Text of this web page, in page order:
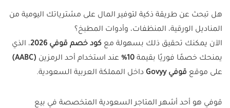
هل تبحث عن طريقة ذكية لتوفير المال على مشترياتك اليومية من
المناديل الورقية، المنظفات، وأدوات المطبخ؟
الآن يمكنك تحقيق ذلك بسهولة مع كود خصم قوفي 2026
، الذي
يمنحك خصمًا فوريًا بقيمة 10% عند استخدام أحد الرمزين (AABC)
على موقع قوفي Govyy داخل المملكة العربية السعودية.
قوفي هو أحد أشهر المتاجر السعودية المتخصصة في بيع